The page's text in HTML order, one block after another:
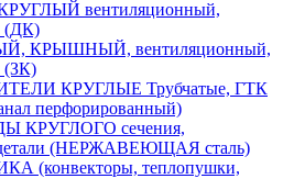
вентиляционный,
(ДК)
КРЫШНЫЙ, вентиляционный,
(ЗК)
КРУГЛЫЕ Трубчатые, ГТК
перфорированный)
КРУГЛОГО сечения,
(НЕРЖАВЕЮЩАЯ сталь)
(конвекторы, теплопушки,